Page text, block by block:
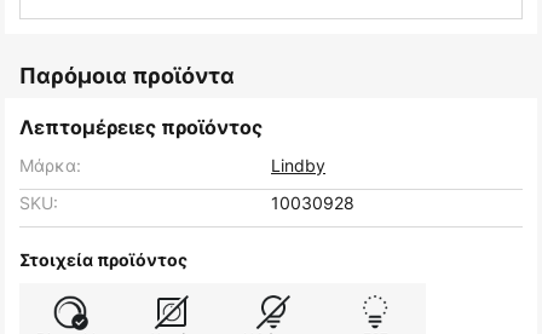
Παρόμοια προϊόντα
Λεπτομέρειες προϊόντος
Μάρκα:
Lindby
SKU:
10030928
Στοιχεία προϊόντος